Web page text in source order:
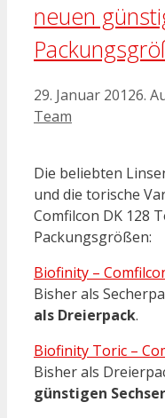
neuen
29. Januar 20126.
Team
Die beliebten
und die torische
Comfilcon DK 128
Packungsgrößen:
Biofinity –
Bisher als
als Dreierpack.
Biofinity Toric –
Bisher als
günstigen